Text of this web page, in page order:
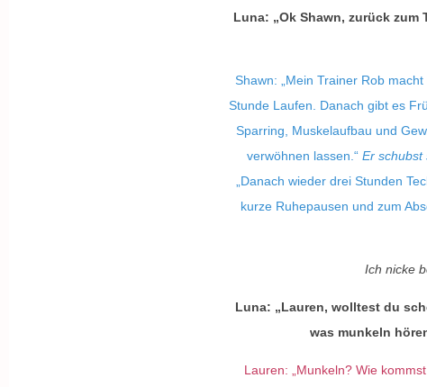
Luna: „Ok Shawn, zurück
Shawn: „Mein Trainer Rob
Stunde Laufen. Danach gibt es
Sparring, Muskelaufbau und
verwöhnen lassen.“ Er schubst
„Danach wieder drei Stunden
kurze Ruhepausen und zum
Ich nicke
Luna: „Lauren, wolltest du
was munkeln
Lauren: „Munkeln? Wie